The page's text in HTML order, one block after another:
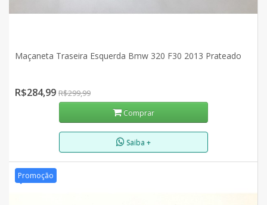
Maçaneta Traseira Esquerda Bmw 320 F30 2013 Prateado
R$284,99 R$299,99
Comprar
Saiba +
Promoção